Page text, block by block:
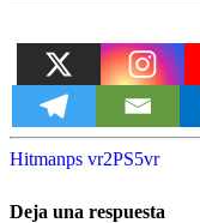
Hitmanps vr2PS5vr
Deja una respuesta